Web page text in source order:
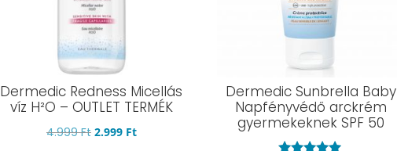
Dermedic Redness Micellás
víz H²O – OUTLET TERMÉK
4.999Ft Original
2.999 FtCurrent
Dermedic Sunbrella Baby
Napfényvédő arckrém
gyermekeknek SPF 50